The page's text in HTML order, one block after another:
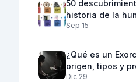
50
historia de la
Sep 15
¿Qué es un
origen, tipos y
Dic 29